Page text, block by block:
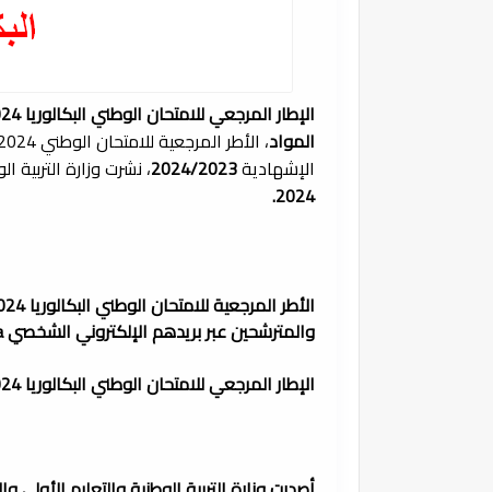
الإطار المرجعي للامتحان الوطني البكالوريا 2024
المواد
الإشهادية2024/2023، نشرت وزارة التربية
2024.
الأطر المرجعية للامتحان الوطني البكالوريا 2024 جميع المواد،
والمترشحين عبر بريدهم الإلكتروني الشخصيTaalim.ma
الإطار المرجعي للامتحان الوطني البكالوريا 2024 PDF